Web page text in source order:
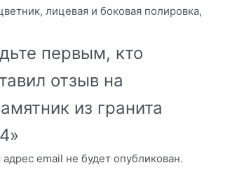
лицевая и боковая полировка,
первым, кто
отзыв на
из гранита
email не будет опубликован.